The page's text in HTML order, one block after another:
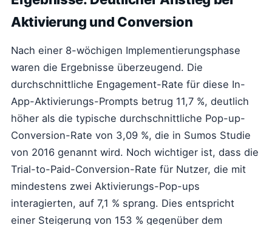
Aktivierung und Conversion
Nach einer 8-wöchigen Implementierungsphase
waren die Ergebnisse überzeugend. Die
durchschnittliche Engagement-Rate für diese In-
App-Aktivierungs-Prompts betrug 11,7 %, deutlich
höher als die typische durchschnittliche Pop-up-
Conversion-Rate von 3,09 %, die in Sumos Studie
von 2016 genannt wird. Noch wichtiger ist, dass die
Trial-to-Paid-Conversion-Rate für Nutzer, die mit
mindestens zwei Aktivierungs-Pop-ups
interagierten, auf 7,1 % sprang. Dies entspricht
einer Steigerung von 153 % gegenüber dem